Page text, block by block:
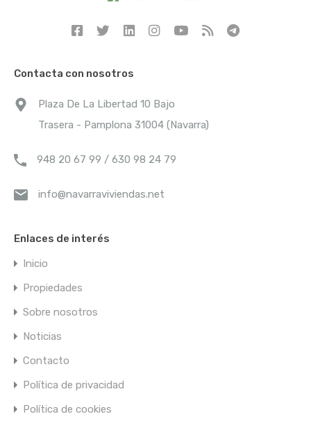
Tipos de propiedad
Apartamento
Ático
Ático Dúplex
Chalet
Dúplex
Edificio
Estudio
Contacta con nosotros
Plaza De La Libertad 10 Bajo
Trasera - Pamplona 31004 (Navarra)
948 20 67 99 / 630 98 24 79
info@navarraviviendas.net
Enlaces de interés
Inicio
Propiedades
Sobre nosotros
Noticias
Contacto
Política de privacidad
Política de cookies